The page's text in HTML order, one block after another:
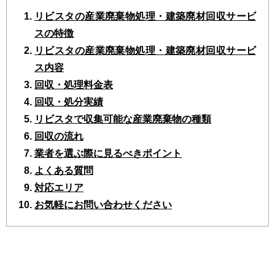
リビスタの産業廃棄物処理・建築廃材回収サービ
スの特徴
リビスタの産業廃棄物処理・建築廃材回収サービ
ス内容
回収・処理料金表
回収・処分実績
リビスタで収集可能な産業廃棄物の種類
回収の流れ
業者を選ぶ際に見るべきポイント
よくある質問
対応エリア
お気軽にお問い合わせください